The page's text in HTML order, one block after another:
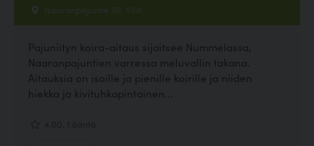
Naaranpajuntie 30, Vihti
Pajuniityn koira-aitaus sijaitsee Nummelassa,
Naaranpajuntien varressa meluvallin takana.
Aitauksia on isoille ja pienille koirille ja niiden
hiekka ja kivituhkapintainen...